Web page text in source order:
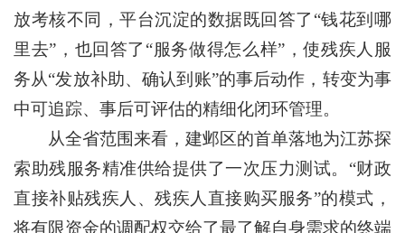
放考核不同，平台沉淀的数据既回答了“钱花到哪
里去”，也回答了“服务做得怎么样”，使残疾人服
务从“发放补助、确认到账”的事后动作，转变为事
中可追踪、事后可评估的精细化闭环管理。
从全省范围来看，建邺区的首单落地为江苏探
索助残服务精准供给提供了一次压力测试。“财政
直接补贴残疾人、残疾人直接购买服务”的模式，
将有限资金的调配权交给了最了解自身需求的终端